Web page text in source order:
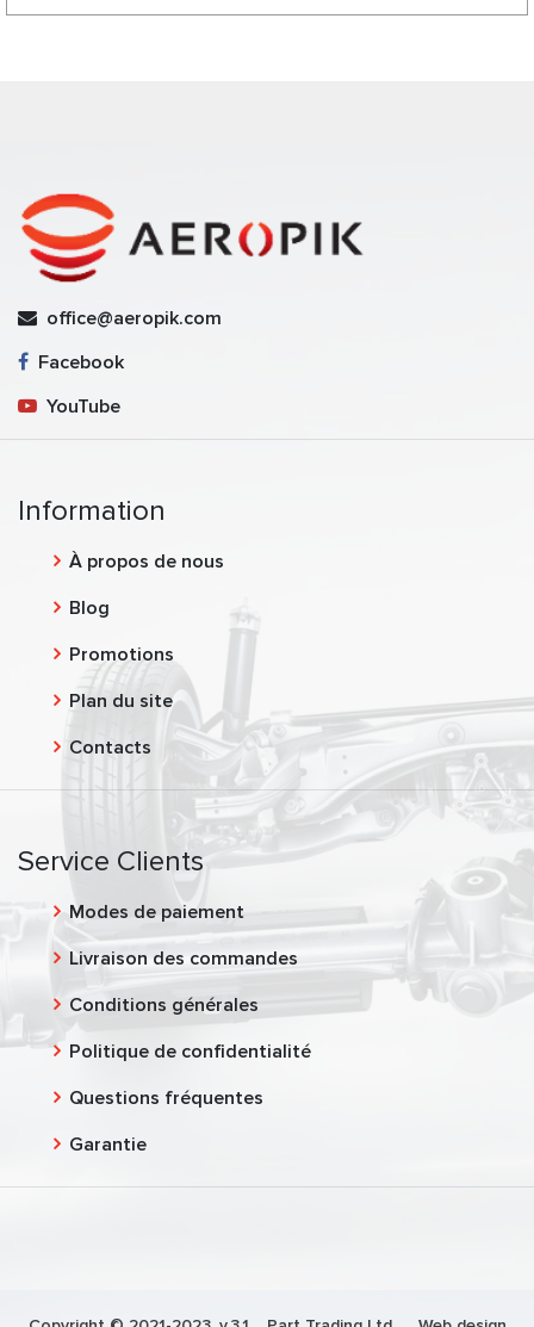
office@aeropik.com
Facebook
YouTube
Information
À propos de nous
Blog
Promotions
Plan du site
Contacts
Service Clients
Modes de paiement
Livraison des commandes
Conditions générales
Politique de confidentialité
Questions fréquentes
Garantie